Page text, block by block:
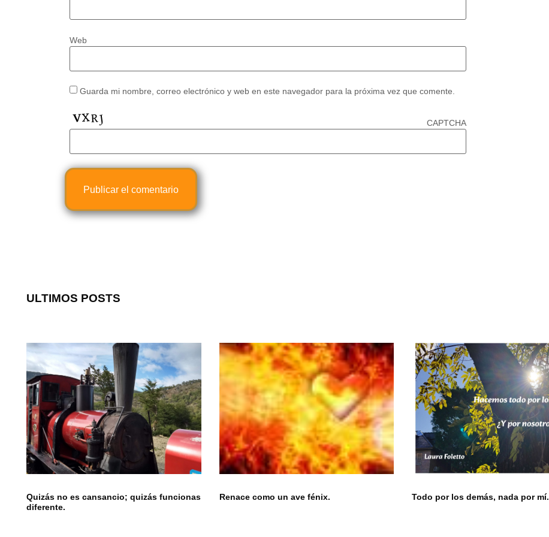
Web
Guarda mi nombre, correo electrónico y web en este navegador para la próxima vez que comente.
CAPTCHA
ULTIMOS POSTS
Quizás no es cansancio; quizás funcionas
diferente.
Renace como un ave fénix. Todo por los demás, nada por mí.